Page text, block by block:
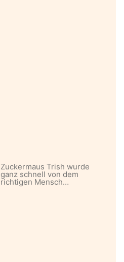
Zuckermaus Trish wurde
ganz schnell von dem
richtigen Mensch…